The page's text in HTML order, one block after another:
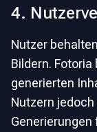
4.
Nutzer
Bildern.
generierten
Nutzern